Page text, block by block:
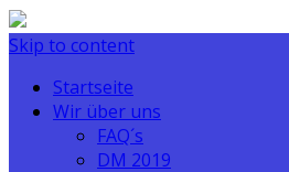
Skip to content
Startseite
Wir über uns
FAQ´s
DM 2019